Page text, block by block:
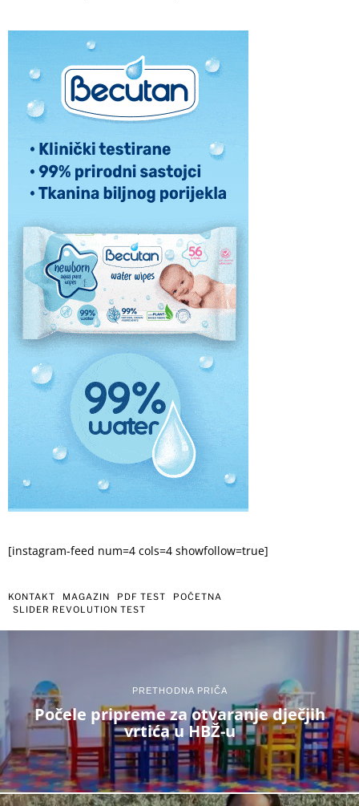
[instagram-feed num=4 cols=4 showfollow=true]
KONTAKT MAGAZIN PDF TEST
POČETNA
SLIDER REVOLUTION TEST
PRETHODNA PRIČA
Počele pripreme za otvaranje dječjih
vrtića u HBŽ-u